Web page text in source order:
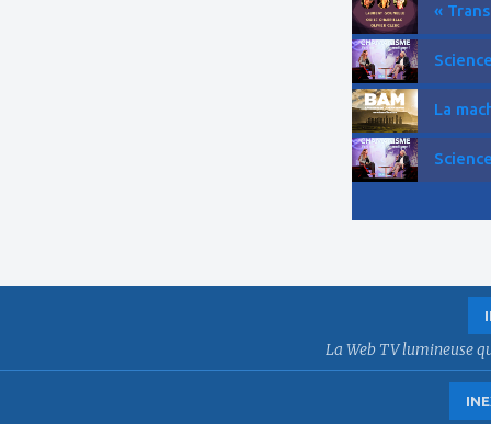
«
La
La Web TV lumineuse